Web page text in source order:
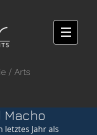
/ Arts
Macho
letztes Jahr als